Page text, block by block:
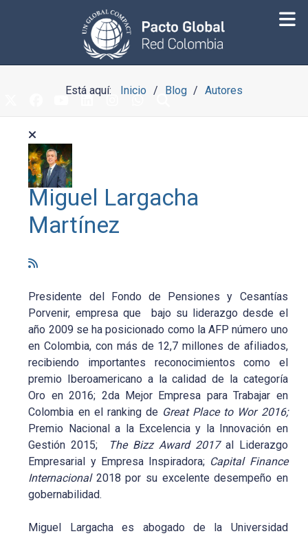
Está aquí: Inicio Blog Autores
Miguel Largacha
Martínez
Presidente del Fondo de Pensiones y Cesantías
Porvenir, empresa que bajo su liderazgo desde el
año 2009 se ha posicionado como la AFP número uno
en Colombia, con más de 12,7 millones de afiliados,
recibiendo importantes reconocimientos como el
premio Iberoamericano a la calidad de la categoría
Oro en 2016; 2da Mejor Empresa para Trabajar en
Colombia en el ranking de Great Place to Wor 2016;
Premio Nacional a la Excelencia y la Innovación en
Gestión 2015;
The Bizz Award 2017 al Liderazgo
Empresarial y Empresa Inspiradora; Capital Finance
Internacional2018 por su excelente desempeño en
gobernabilidad.
Miguel Largacha es abogado de la Universidad